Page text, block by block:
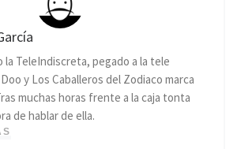
la TeleIndiscreta, pegado a la tele
y Los Caballeros del Zodiaco marca
muchas horas frente a la caja tonta
de hablar de ella.